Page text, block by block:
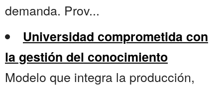
demanda. Prov...
Universidad comprometida con
la gestión del conocimiento
Modelo que integra la producción,